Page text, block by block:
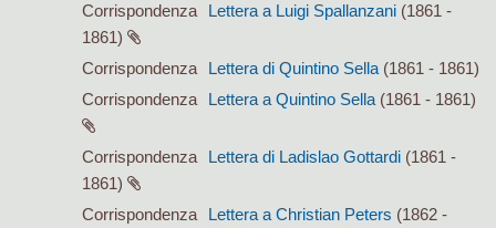
Corrispondenza
Lettera a Luigi Spallanzani (1861 -
1861)
Corrispondenza
Lettera di Quintino Sella (1861 - 1861)
Corrispondenza
Lettera a Quintino Sella (1861 - 1861)
Corrispondenza Lettera di Ladislao Gottardi (1861 -
1861)
Corrispondenza
Lettera a Christian Peters (1862 -